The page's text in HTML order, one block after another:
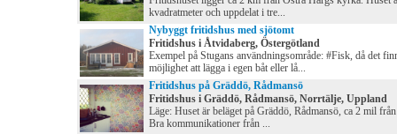
kvadratmeter och uppdelat i tre...
Nybyggt fritidshus med sjötomt
Fritidshus i Åtvidaberg, Östergötland
Exempel på Stugans användningsområde: #Fisk, då det
möjlighet att lägga i egen båt eller lå...
Fritidshus på Gräddö, Rådmansö
Fritidshus i Gräddö, Rådmansö, Norrtälje, Uppland
Läge: Huset är beläget på Gräddö, Rådmansö, ca 2 mil
Bra kommunikationer från ...